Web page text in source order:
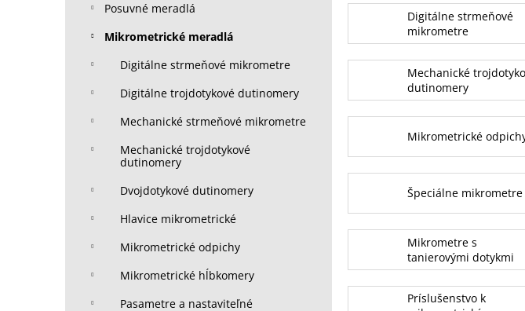
Posuvné meradlá
Mikrometrické meradlá
Digitálne strmeňové mikrometre
Digitálne trojdotykové dutinomery
Mechanické strmeňové mikrometre
Mechanické trojdotykové
dutinomery
Dvojdotykové dutinomery
Hlavice mikrometrické
Mikrometrické odpichy
Mikrometrické hĺbkomery
Pasametre a nastaviteľné
Digitálne strmeňové
mikrometre
Mechanické
dutinomery
Mikrometrické
Špeciálne mikrometre
Mikrometre s
tanierovými dotykmi
Príslušenstvo k